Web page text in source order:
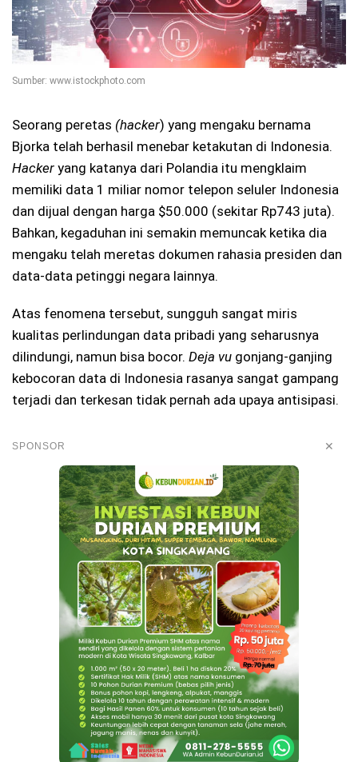
Sumber: www.istockphoto.com
Seorang peretas (hacker) yang mengaku bernama
Bjorka telah berhasil menebar ketakutan di Indonesia.
Hacker yang katanya dari Polandia itu mengklaim
memiliki data 1 miliar nomor telepon seluler Indonesia
dan dijual dengan harga $50.000 (sekitar Rp743 juta).
Bahkan, kegaduhan ini semakin memuncak ketika dia
mengaku telah meretas dokumen rahasia presiden dan
data-data petinggi negara lainnya.
Atas fenomena tersebut, sungguh sangat miris
kualitas perlindungan data pribadi yang seharusnya
dilindungi, namun bisa bocor. Deja vu gonjang-ganjing
kebocoran data di Indonesia rasanya sangat gampang
terjadi dan terkesan tidak pernah ada upaya antisipasi.
SPONSOR ✕